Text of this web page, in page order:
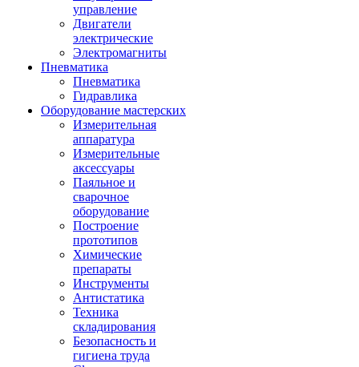
управление
Двигатели
электрические
Электромагниты
Пневматика
Пневматика
Гидравлика
Оборудование мастерских
Измерительная
аппаратура
Измерительные
аксессуары
Паяльное и
сварочное
оборудование
Построение
прототипов
Химические
препараты
Инструменты
Aнтистатика
Техника
складирования
Безопасность и
гигиена труда